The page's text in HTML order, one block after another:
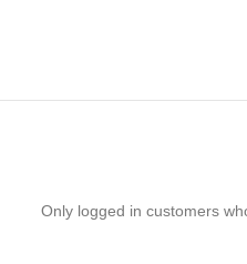
Only logged in customers